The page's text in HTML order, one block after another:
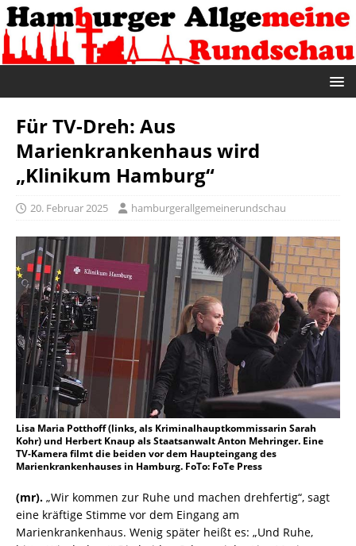
Für TV-Dreh: Aus
Marienkrankenhaus wird
„Klinikum Hamburg“
20. Februar 2025 hamburgerallgemeinerundschau
Lisa Maria Potthoff (links, als Kriminalhauptkommissarin Sarah
Kohr) und Herbert Knaup als Staatsanwalt Anton Mehringer. Eine
TV-Kamera filmt die beiden vor dem Haupteingang des
Marienkrankenhauses in Hamburg. FoTo: FoTe Press
(mr). „Wir kommen zur Ruhe und machen drehfertig“, sagt
eine kräftige Stimme vor dem Eingang am
Marienkrankenhaus. Wenig später heißt es: „Und Ruhe,